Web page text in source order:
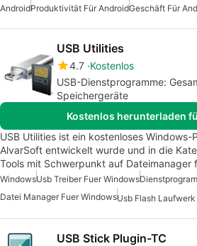
AndroidProduktivität Für AndroidGeschäft Für
USB Utilities
4.7 Kostenlos
USB-Dienstprogramme:
Speichergeräte
Kostenlos herunterladen
USB Utilities ist ein kostenloses Windows-
AlvarSoft entwickelt wurde und in die
Tools mit Schwerpunkt auf Dateimanager
WindowsUsb Treiber Fuer Windows
Datei Manager Fuer WindowsUsb Flash
USB Stick Plugin-TC